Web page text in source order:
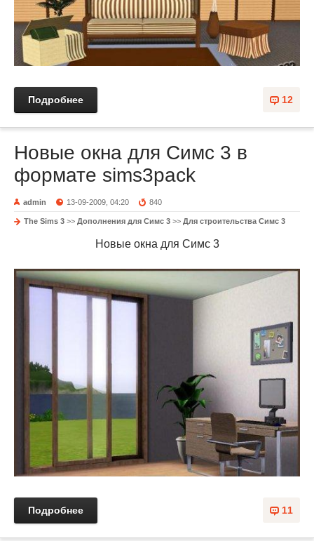
12
Подробнее
Новые окна для Симс 3 в
формате sims3pack
admin 13-09-2009, 04:20 840
The Sims 3 >> Дополнения для Симс 3 >> Для строительства Симс 3
Новые окна для Симс 3
11
Подробнее